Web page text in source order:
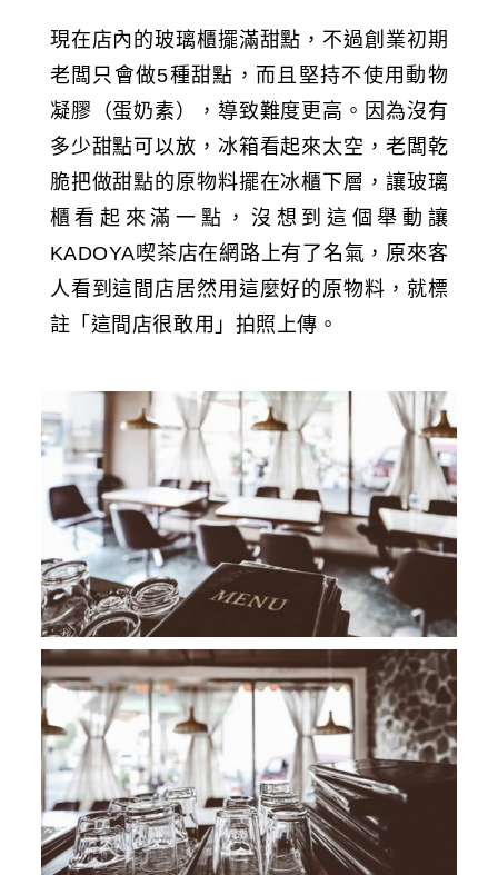
現在店內的玻璃櫃擺滿甜點，不過創業初期
老闆只會做5種甜點，而且堅持不使用動物
凝膠（蛋奶素），導致難度更高。因為沒有
多少甜點可以放，冰箱看起來太空，老闆乾
脆把做甜點的原物料擺在冰櫃下層，讓玻璃
櫃看起來滿一點，沒想到這個舉動讓
KADOYA喫茶店在網路上有了名氣，原來客
人看到這間店居然用這麼好的原物料，就標
註「這間店很敢用」拍照上傳。